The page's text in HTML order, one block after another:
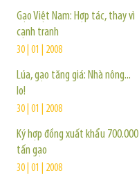
Gạo Việt Nam: Hợp tác, thay vì
cạnh tranh
30 | 01 | 2008
Lúa, gạo tăng giá: Nhà nông...
lo!
30 | 01 | 2008
Ký hợp đồng xuất khẩu 700.000
tấn gạo
30 | 01 | 2008